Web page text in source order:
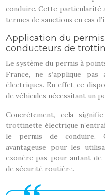
conduire. Cette particularité
termes de sanctions en cas
Application du
conducteurs de
Le système du permis à
France, ne s’applique
électriques. En effet, ce
de véhicules nécessitant un
Concrètement, cela
trottinette électrique
le permis de conduire.
avantageuse pour les
exonère pas pour autant
de sécurité routière.